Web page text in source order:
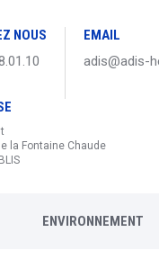
NOUS
EMAIL
adis@adis-
la Fontaine Chaude
ENVIRONNEMENT